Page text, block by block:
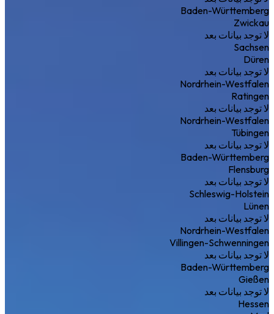
Baden-Württemberg
Zwickau
لا توجد بيانات بعد
Sachsen
Düren
لا توجد بيانات بعد
Nordrhein-Westfalen
Ratingen
لا توجد بيانات بعد
Nordrhein-Westfalen
Tübingen
لا توجد بيانات بعد
Baden-Württemberg
Flensburg
لا توجد بيانات بعد
Schleswig-Holstein
Lünen
لا توجد بيانات بعد
Nordrhein-Westfalen
Villingen-Schwenningen
لا توجد بيانات بعد
Baden-Württemberg
Gießen
لا توجد بيانات بعد
Hessen